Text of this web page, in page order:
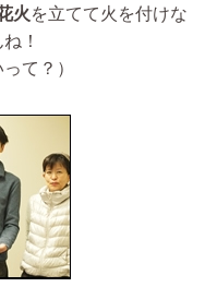
火を立てて火を付けな
！
て？）